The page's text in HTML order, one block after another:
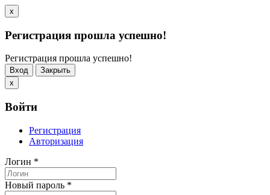
x
Регистрация прошла успешно!
Регистрация прошла успешно!
Вход
Закрыть
x
Войти
Регистрация
Авторизация
Логин *
Новый пароль *